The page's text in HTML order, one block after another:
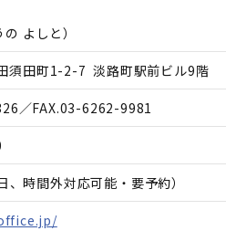
の よしと）
須田町1-2-7 淡路町駅前ビル9階
／FAX.03-6262-9981
、時間外対応可能・要予約）